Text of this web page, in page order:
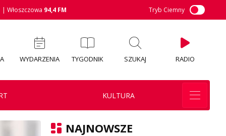
| Włoszczowa 94,4 FM Tryb Ciemny
WYDARZENIA TYGODNIK SZUKAJ RADIO
KULTURA
NAJNOWSZE